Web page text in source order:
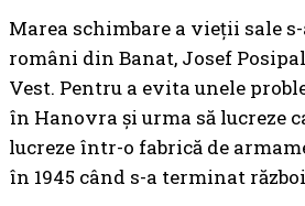
Marea schimbare a vieții sale
români din Banat, Josef
Vest. Pentru a evita unele
în Hanovra și urma să lucreze
lucreze într-o fabrică de
în 1945 când s-a terminat